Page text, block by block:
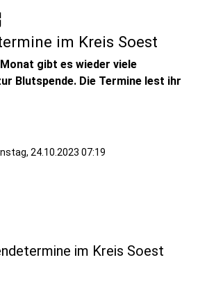
im Kreis Soest
gibt es wieder viele
Blutspende. Die Termine lest ihr
24.10.2023 07:19
im Kreis Soest